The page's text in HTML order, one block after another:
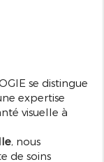
se distingue
expertise
visuelle à
, nous
de soins